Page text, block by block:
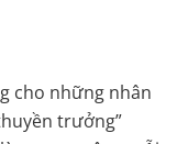
cho những nhân
trưởng”